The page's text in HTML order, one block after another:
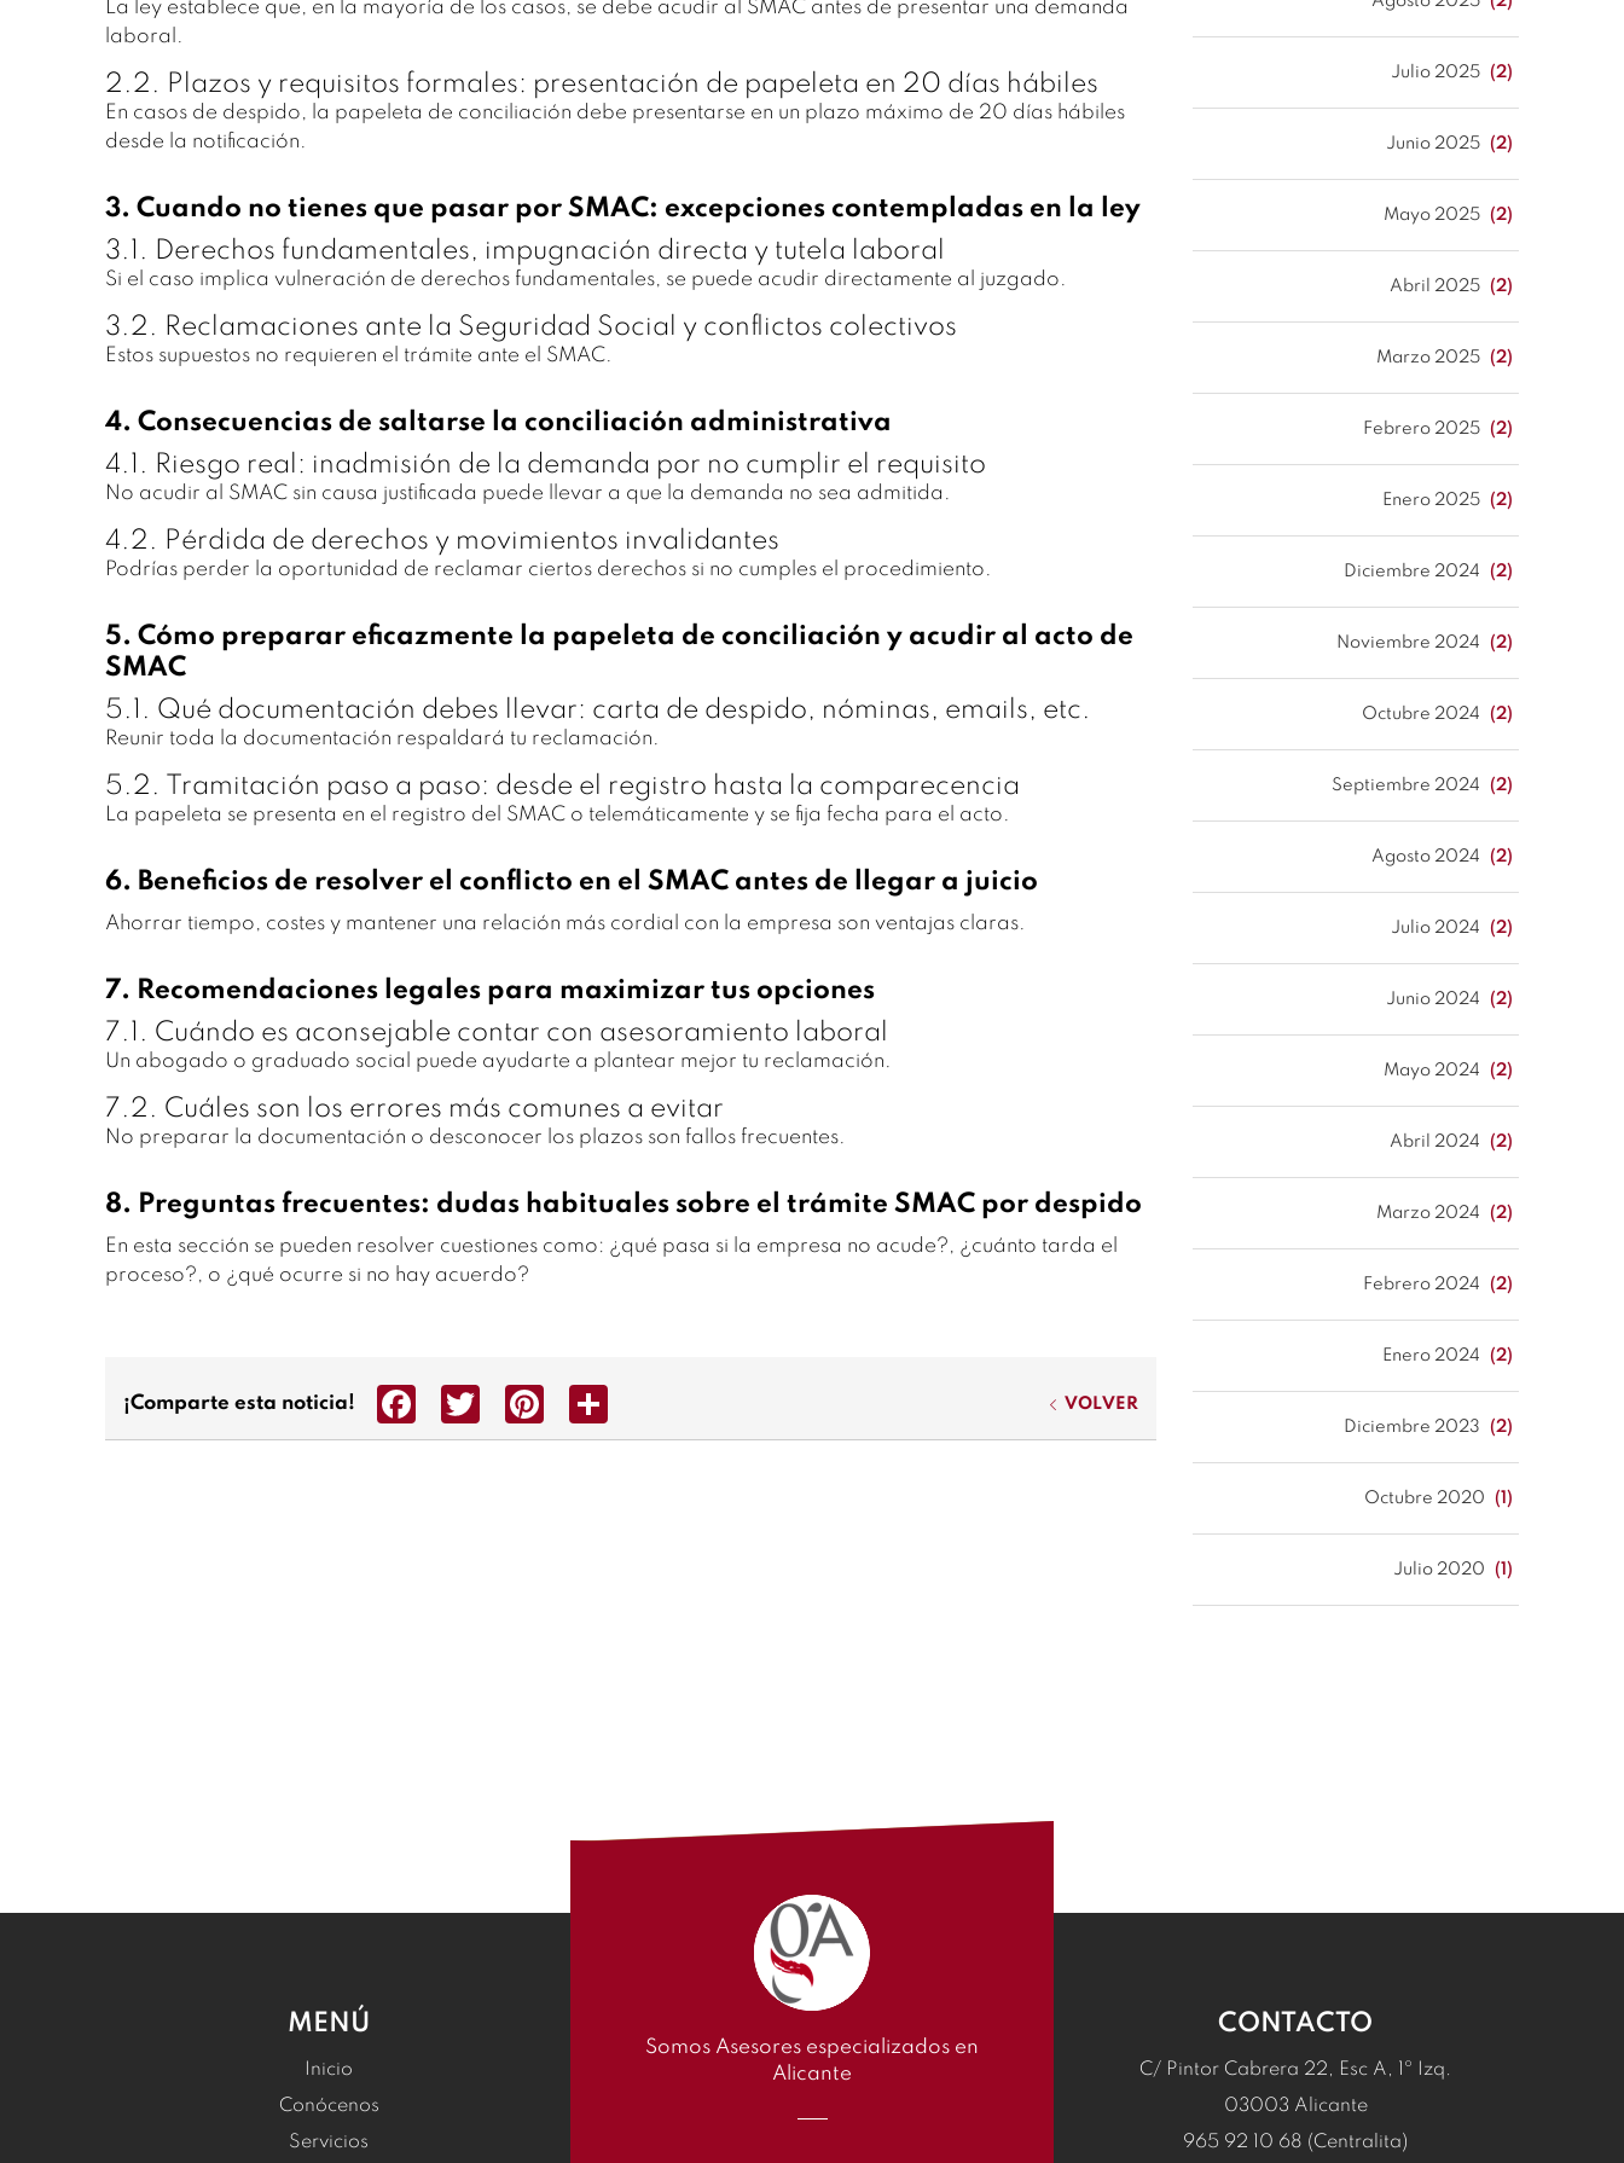
La ley establece que, en la mayoría de los casos, se debe acudir al SMAC antes de presentar una demanda
laboral.
2.2. Plazos y requisitos formales: presentación de papeleta en 20 días hábiles
En casos de despido, la papeleta de conciliación debe presentarse en un plazo máximo de 20 días hábiles
desde la notificación.
3. Cuando no tienes que pasar por SMAC: excepciones contempladas en la ley
3.1. Derechos fundamentales, impugnación directa y tutela laboral
Si el caso implica vulneración de derechos fundamentales, se puede acudir directamente al juzgado.
3.2. Reclamaciones ante la Seguridad Social y conflictos colectivos
Estos supuestos no requieren el trámite ante el SMAC.
4. Consecuencias de saltarse la conciliación administrativa
4.1. Riesgo real: inadmisión de la demanda por no cumplir el requisito
No acudir al SMAC sin causa justificada puede llevar a que la demanda no sea admitida.
4.2. Pérdida de derechos y movimientos invalidantes
Podrías perder la oportunidad de reclamar ciertos derechos si no cumples el procedimiento.
5. Cómo preparar eficazmente la papeleta de conciliación y acudir al acto de
SMAC
5.1. Qué documentación debes llevar: carta de despido, nóminas, emails, etc.
Reunir toda la documentación respaldará tu reclamación.
5.2. Tramitación paso a paso: desde el registro hasta la comparecencia
La papeleta se presenta en el registro del SMAC o telemáticamente y se fija fecha para el acto.
6. Beneficios de resolver el conflicto en el SMAC antes de llegar a juicio
Ahorrar tiempo, costes y mantener una relación más cordial con la empresa son ventajas claras.
7. Recomendaciones legales para maximizar tus opciones
7.1. Cuándo es aconsejable contar con asesoramiento laboral
Un abogado o graduado social puede ayudarte a plantear mejor tu reclamación.
7.2. Cuáles son los errores más comunes a evitar
No preparar la documentación o desconocer los plazos son fallos frecuentes.
8. Preguntas frecuentes: dudas habituales sobre el trámite SMAC por despido
En esta sección se pueden resolver cuestiones como: ¿qué pasa si la empresa no acude?, ¿cuánto tarda el
proceso?, o ¿qué ocurre si no hay acuerdo?
¡Comparte esta noticia! FacebookTwitter Pinterest VOLVER
Julio 2025 (2)
Junio 2025 (2)
Mayo 2025 (2)
Abril 2025 (2)
Marzo 2025 (2)
Febrero 2025 (2)
Enero 2025 (2)
Diciembre 2024 (2)
Noviembre 2024 (2)
Octubre 2024 (2)
Septiembre 2024 (2)
Agosto 2024 (2)
Julio 2024 (2)
Junio 2024 (2)
Mayo 2024 (2)
Abril 2024 (2)
Marzo 2024 (2)
Febrero 2024 (2)
Enero 2024 (2)
Diciembre 2023 (2)
Octubre 2020 (1)
Julio 2020 (1)
MENÚ
Inicio
Conócenos
Servicios
Somos Asesores especializados en
Alicante
CONTACTO
C/ Pintor Cabrera 22, Esc A, 1º Izq.
03003 Alicante
965 92 10 68 (Centralita)